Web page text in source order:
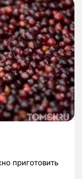
приготовить